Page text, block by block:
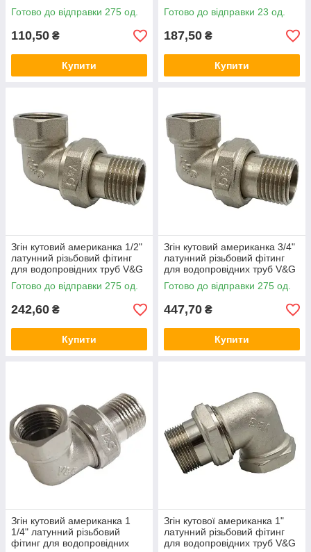
Готово до відправки 275 од.
110,50 ₴
Купити
Готово до відправки 23 од.
187,50 ₴
Купити
Згін кутовий американка 1/2"
латунний різьбовий фітинг
для водопровідних труб V&G
Готово до відправки 275 од.
242,60 ₴
Купити
Згін кутовий американка 3/4"
латунний різьбовий фітинг
для водопровідних труб V&G
Готово до відправки 275 од.
447,70 ₴
Купити
Згін кутовий американка 1
1/4" латунний різьбовий
фітинг для водопровідних
Згін кутової американка 1"
латунний різьбовий фітинг
для водопровідних труб V&G